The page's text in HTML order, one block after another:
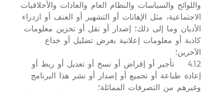
واللوائح والسياسات والنظام العام والعادات والأخلاقيات
الاجتماعية، مثل الإهانات أو التشهير أو العنف أو ازدراء
الأديان وما إلى ذلك؛ إصدار أو نقل أو تخزين معلومات
كاذبة أو معلومات إعلانية بغرض تضليل أو خداع
الآخرين؛
4.1.2 تأجير أو إقراض أو نسخ أو تعديل أو ربط أو
إعادة طباعة أو تجميع أو إصدار أو نشر هذا البرنامج
وغيرهم من التصرفات المماثلة؛